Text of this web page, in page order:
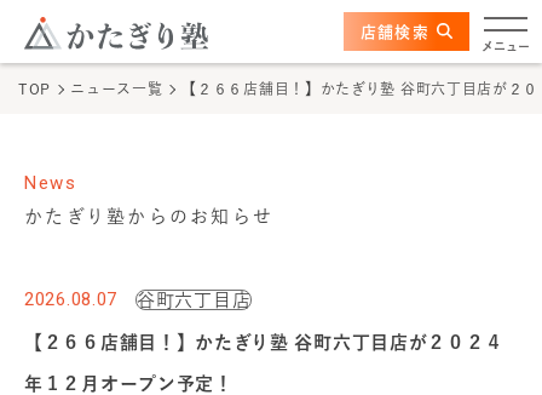
このページの本文へ
メニュー
かたぎり塾について
お客さまの声
料金
店舗検索
TOP ニュース一覧 【２６６店舗目！】かたぎり塾 谷町六丁目店が２
かたぎり塾からのお知らせ
News
2026.08.07 谷町六丁目店
【２６６店舗目！】かたぎり塾 谷町六丁目店が２０２４
年１２月オープン予定！